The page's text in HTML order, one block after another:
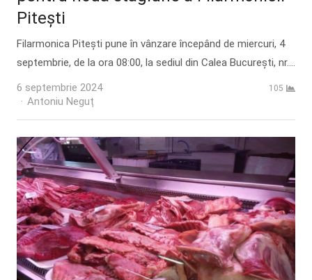
Pitești
Filarmonica Pitești pune în vânzare începând de miercuri, 4
septembrie, de la ora 08:00, la sediul din Calea București, nr.…
6 septembrie 2024
Author
Antoniu Neguț
105